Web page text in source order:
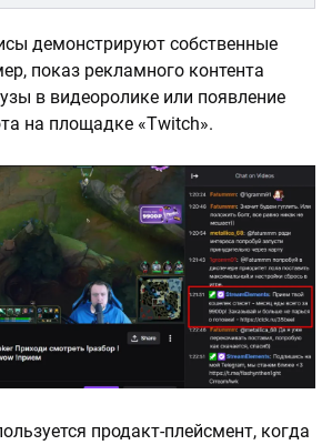
демонстрируют собственные
показ рекламного контента
в видеоролике или появление
на площадке «Twitch».
продакт-плейсмент, когда